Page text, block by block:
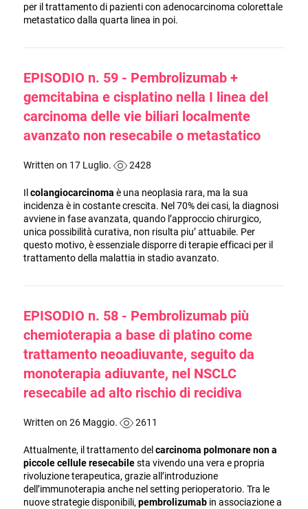
per il trattamento di pazienti con adenocarcinoma colorettale
metastatico dalla quarta linea in poi.
EPISODIO n. 59 - Pembrolizumab +
gemcitabina e cisplatino nella I linea del
carcinoma delle vie biliari localmente
avanzato non resecabile o metastatico
Written on 17 Luglio. 2428
Il colangiocarcinoma è una neoplasia rara, ma la sua
incidenza è in costante crescita. Nel 70% dei casi, la diagnosi
avviene in fase avanzata, quando l’approccio chirurgico,
unica possibilità curativa, non risulta piu’ attuabile. Per
questo motivo, è essenziale disporre di terapie efficaci per il
trattamento della malattia in stadio avanzato.
EPISODIO n. 58 - Pembrolizumab più
chemioterapia a base di platino come
trattamento neoadiuvante, seguito da
monoterapia adiuvante, nel NSCLC
resecabile ad alto rischio di recidiva
Written on 26 Maggio. 2611
Attualmente, il trattamento del carcinoma polmonare non a
piccole cellule resecabilesta vivendo una vera e propria
rivoluzione terapeutica, grazie all’introduzione
dell’immunoterapia anche nel setting perioperatorio. Tra le
nuove strategie disponibili,pembrolizumab in associazione a